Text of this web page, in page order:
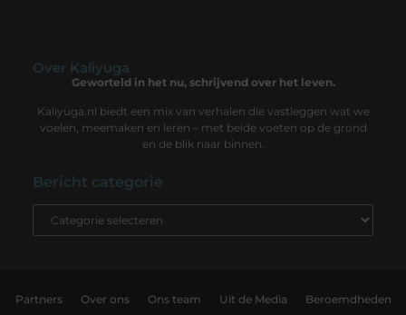
Over Kaliyuga
Geworteld in het nu, schrijvend over het leven.
Kaliyuga.nl biedt een mix van verhalen die vastleggen wat we
voelen, meemaken en leren – met beide voeten op de grond
en de blik naar binnen.
Bericht categorie
Partners Over ons Ons team Uit de Media Beroemdheden